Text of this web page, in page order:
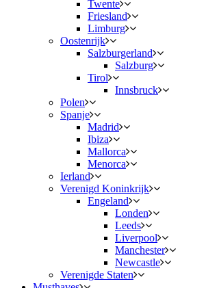
Twente
Friesland
Limburg
Oostenrijk
Salzburgerland
Salzburg
Tirol
Innsbruck
Polen
Spanje
Madrid
Ibiza
Mallorca
Menorca
Ierland
Verenigd Koninkrijk
Engeland
Londen
Leeds
Liverpool
Manchester
Newcastle
Verenigde Staten